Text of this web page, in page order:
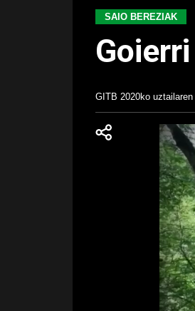
SAIO BEREZIAK
GITB 2020ko uztailaren